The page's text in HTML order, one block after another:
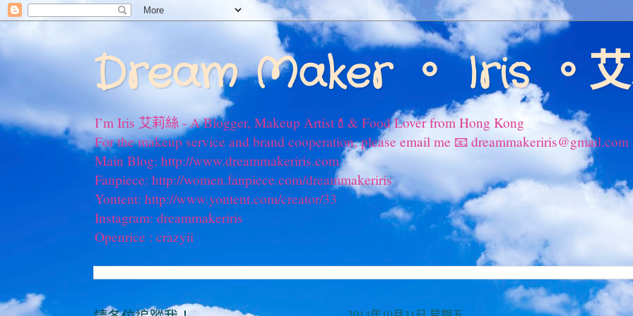
Dream Maker 。 Iris 。
I’m Iris 艾莉絲 - A Blogger, Makeup Artist💄& Food Lover from Hong Kong
For the makeup service and brand cooperation, please email me 📧 dreammakeriris@gmail.com
Main Blog: http://www.dreammakeriris.com
Fanpiece: http://women.fanpiece.com/dreammakeriris
Yontent: http://www.yontent.com/creator/33
Instagram: dreammakeriris
Openrice : crazyii